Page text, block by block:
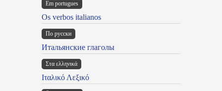
Em portugues
Os verbos italianos
По русски
Итальянские глаголы
Στα ελληνικά
Ιταλικό Λεξικό